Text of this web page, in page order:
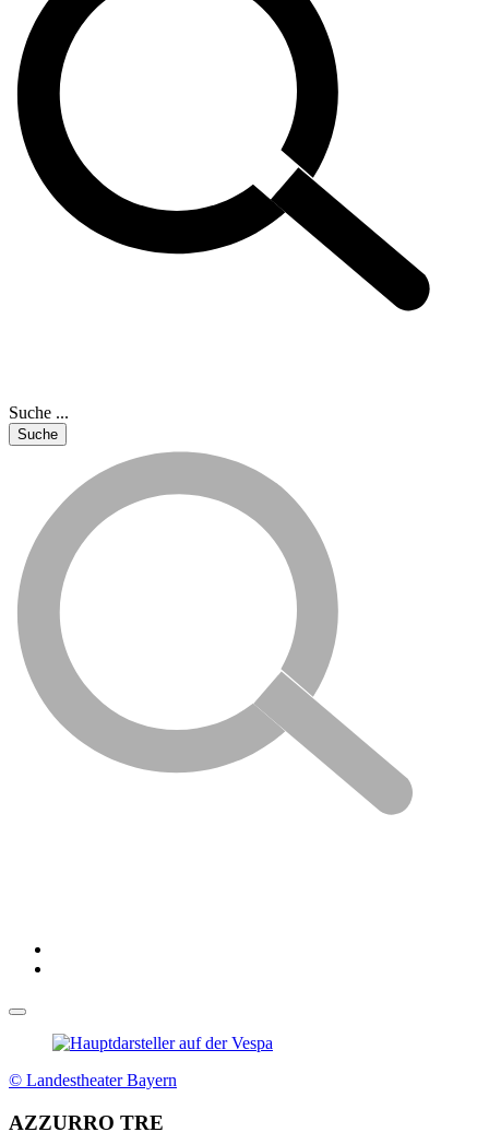
Suche ...
© Landestheater Bayern
AZZURRO TRE